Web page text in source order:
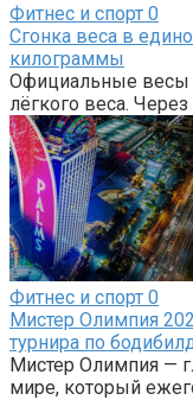
Фитнес и спорт 0
Сгонка веса в
килограммы
Официальные весы
лёгкого веса. Через
Фитнес и спорт 0
Мистер Олимпия
турнира по
Мистер Олимпия —
мире, который